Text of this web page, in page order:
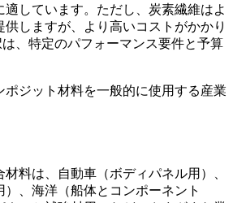
適しています。ただし、炭素繊維はよ
供しますが、より高いコストがかかり
、特定のパフォーマンス要件と予算
ポジット材料を一般的に使用する産業
料は、自動車（ボディパネル用）、
、海洋（船体とコンポーネント